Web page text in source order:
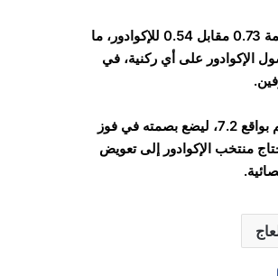
ورغم الفارق في السيطرة على الكرة، جاءت الأهداف المتوقعة (xG) لصالح ساحل العاج بقيمة 0.73 مقابل 0.54 للإكوادور، ما
الإكوادور على أي ركنية، في
واختير يان ديوماند كأفضل لاعب في المباراة وفق التقييم الفني، بعدما حصل على أعلى تقييم بواقع 7.2، ليضع بصمته في فوز
مهمة في مستهل مشوار كأس العالم 2026، بينما سيحتاج منتخب الإكوادور إلى تعويض